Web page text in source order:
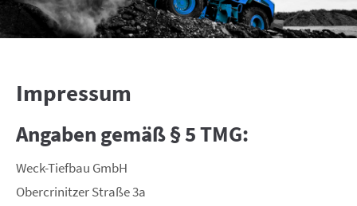
Impressum
Angaben gemäß § 5 TMG:
Weck-Tiefbau GmbH
Obercrinitzer Straße 3a